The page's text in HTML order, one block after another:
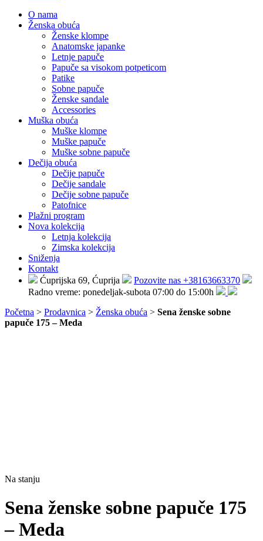
O nama
Ženska obuća
Ženske klompe
Anatomske japanke
Letnje papuče
Papuče sa visokom potpeticom
Patike
Sobne papuče
Ženske sandale
Accessories
Muška obuća
Muške klompe
Muške papuče
Muške sobne papuče
Dečija obuća
Dečije papuče
Dečije sandale
Dečije sobne papuče
Patofnice
Plažni program
Nova kolekcija
Letnja kolekcija
Zimska kolekcija
Sniženja
Kontakt
Ćuprijska 69, Ćuprija
Pozovite nas +38163663370
Radno vreme: ponedeljak-subota 07:00 do 15:00h
Početna > Prodavnica > Ženska obuća > Sena ženske sobne
papuče 175 – Meda
Na stanju
Sena ženske sobne papuče 175
– Meda